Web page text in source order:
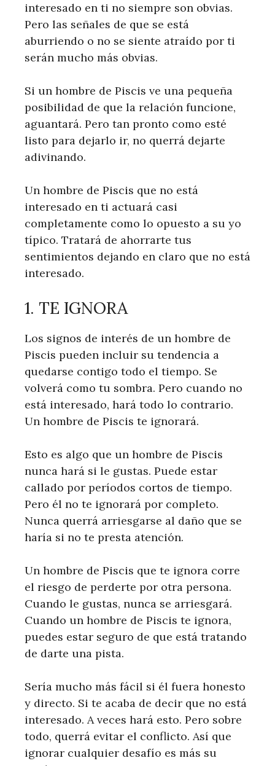
interesado en ti no siempre son obvias.
Pero las señales de que se está
aburriendo o no se siente atraído por ti
serán mucho más obvias.
Si un hombre de Piscis ve una pequeña
posibilidad de que la relación funcione,
aguantará. Pero tan pronto como esté
listo para dejarlo ir, no querrá dejarte
adivinando.
Un hombre de Piscis que no está
interesado en ti actuará casi
completamente como lo opuesto a su yo
típico. Tratará de ahorrarte tus
sentimientos dejando en claro que no está
interesado.
1. TE IGNORA
Los signos de interés de un hombre de
Piscis pueden incluir su tendencia a
quedarse contigo todo el tiempo. Se
volverá como tu sombra. Pero cuando no
está interesado, hará todo lo contrario.
Un hombre de Piscis te ignorará.
Esto es algo que un hombre de Piscis
nunca hará si le gustas. Puede estar
callado por períodos cortos de tiempo.
Pero él no te ignorará por completo.
Nunca querrá arriesgarse al daño que se
haría si no te presta atención.
Un hombre de Piscis que te ignora corre
el riesgo de perderte por otra persona.
Cuando le gustas, nunca se arriesgará.
Cuando un hombre de Piscis te ignora,
puedes estar seguro de que está tratando
de darte una pista.
Sería mucho más fácil si él fuera honesto
y directo. Si te acaba de decir que no está
interesado. A veces hará esto. Pero sobre
todo, querrá evitar el conflicto. Así que
ignorar cualquier desafío es más su